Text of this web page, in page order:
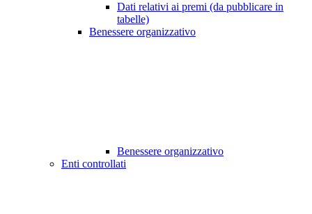
Dati relativi ai premi (da pubblicare in
tabelle)
Benessere organizzativo
Benessere organizzativo
Enti controllati